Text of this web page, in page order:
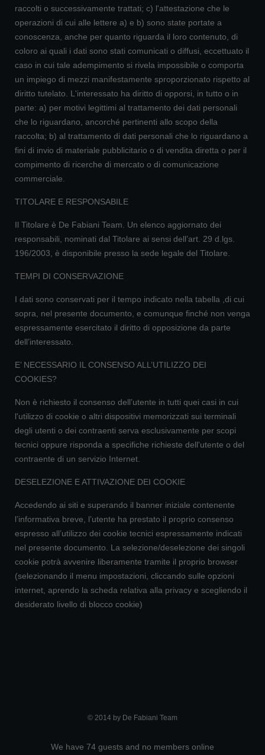
raccolti o successivamente trattati; c) l'attestazione che le
operazioni di cui alle lettere a) e b) sono state portate a
conoscenza, anche per quanto riguarda il loro contenuto, di
coloro ai quali i dati sono stati comunicati o diffusi, eccettuato il
caso in cui tale adempimento si rivela impossibile o comporta
un impiego di mezzi manifestamente sproporzionato rispetto al
diritto tutelato. L'interessato ha diritto di opporsi, in tutto o in
parte: a) per motivi legittimi al trattamento dei dati personali
che lo riguardano, ancorché pertinenti allo scopo della
raccolta; b) al trattamento di dati personali che lo riguardano a
fini di invio di materiale pubblicitario o di vendita diretta o per il
compimento di ricerche di mercato o di comunicazione
commerciale.
TITOLARE E RESPONSABILE
Il Titolare è De Fabiani Team. Un elenco aggiornato dei
responsabili, nominati dal Titolare ai sensi dell’art. 29 d.lgs.
196/2003, è disponibile presso la sede legale del Titolare.
TEMPI DI CONSERVAZIONE
I dati sono conservati per il tempo indicato nella tabella ,di cui
sopra, nel presente documento, e comunque finché non venga
espressamente esercitato il diritto di opposizione da parte
dell’interessato.
E’ NECESSARIO IL CONSENSO ALL’UTILIZZO DEI
COOKIES?
Non è richiesto il consenso dell’utente in tutti quei casi in cui
l'utilizzo di cookie o altri dispositivi memorizzati sui terminali
degli utenti o dei contraenti serva esclusivamente per scopi
tecnici oppure risponda a specifiche richieste dell'utente o del
contraente di un servizio Internet.
DESELEZIONE E ATTIVAZIONE DEI COOKIE
Accedendo ai siti e superando il banner iniziale contenente
l’informativa breve, l’utente ha prestato il proprio consenso
espresso all’utilizzo dei cookie tecnici espressamente indicati
nel presente documento. La selezione/deselezione dei singoli
cookie potrà avvenire liberamente tramite il proprio browser
(selezionando il menu impostazioni, cliccando sulle opzioni
internet, aprendo la scheda relativa alla privacy e scegliendo il
desiderato livello di blocco cookie)
© 2014 by De Fabiani Team
We have 74 guests and no members online